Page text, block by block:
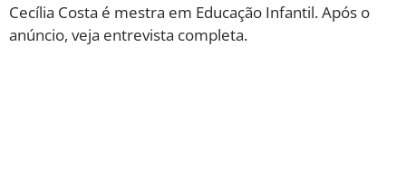
Cecília Costa é mestra em Educação Infantil. Após o
anúncio, veja entrevista completa.